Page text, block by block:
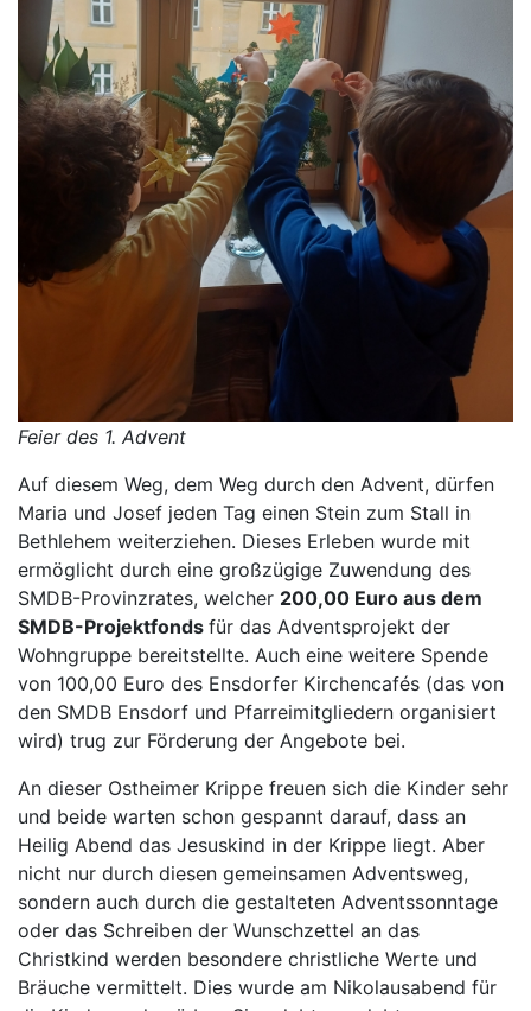
Feier des 1. Advent
Auf diesem Weg, dem Weg durch den Advent, dürfen
Maria und Josef jeden Tag einen Stein zum Stall in
Bethlehem weiterziehen. Dieses Erleben wurde mit
ermöglicht durch eine großzügige Zuwendung des
SMDB-Provinzrates, welcher 200,00 Euro aus dem
SMDB-Projektfonds für das Adventsprojekt der
Wohngruppe bereitstellte. Auch eine weitere Spende
von 100,00 Euro des Ensdorfer Kirchencafés (das von
den SMDB Ensdorf und Pfarreimitgliedern organisiert
wird) trug zur Förderung der Angebote bei.
An dieser Ostheimer Krippe freuen sich die Kinder sehr
und beide warten schon gespannt darauf, dass an
Heilig Abend das Jesuskind in der Krippe liegt. Aber
nicht nur durch diesen gemeinsamen Adventsweg,
sondern auch durch die gestalteten Adventssonntage
oder das Schreiben der Wunschzettel an das
Christkind werden besondere christliche Werte und
Bräuche vermittelt. Dies wurde am Nikolausabend für